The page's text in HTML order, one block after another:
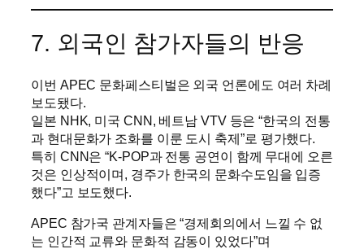
7. 외국인 참가자들의 반응
이번 APEC 문화페스티벌은 외국 언론에도 여러 차례
보도됐다.
일본 NHK, 미국 CNN, 베트남 VTV 등은 “한국의 전통
과 현대문화가 조화를 이룬 도시 축제”로 평가했다.
특히 CNN은 “K-POP과 전통 공연이 함께 무대에 오른
것은 인상적이며, 경주가 한국의 문화수도임을 입증
했다”고 보도했다.
APEC 참가국 관계자들은 “경제회의에서 느낄 수 없
는 인간적 교류와 문화적 감동이 있었다”며